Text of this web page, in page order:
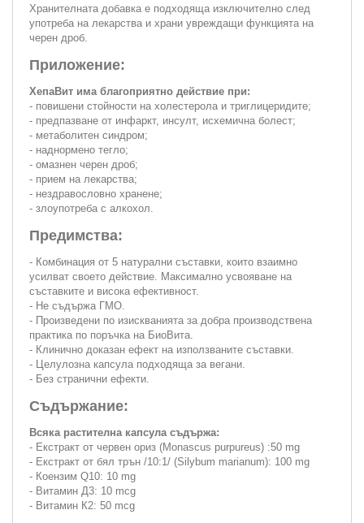
Хранителната добавка е подходяща изключително след
употреба на лекарства и храни увреждащи функцията на
черен дроб.
Приложение:
ХепаВит има благоприятно действие при:
- повишени стойности на холестерола и триглицеридите;
- предпазване от инфаркт, инсулт, исхемична болест;
- метаболитен синдром;
- наднормено тегло;
- омазнен черен дроб;
- прием на лекарства;
- нездравословно хранене;
- злоупотреба с алкохол.
Предимства:
- Комбинация от 5 натурални съставки, които взаимно
усилват своето действие. Максимално усвояване на
съставките и висока ефективност.
- Не съдържа ГМО.
- Произведени по изискванията за добра производствена
практика по поръчка на БиоВита.
- Клинично доказан ефект на използваните съставки.
- Целулозна капсула подходяща за вегани.
- Без странични ефекти.
Съдържание:
Всяка растителна капсула съдържа:
- Екстракт от червен ориз (Monascus purpureus) :50 mg
- Екстракт от бял трън /10:1/ (Silybum marianum): 100 mg
- Коензим Q10: 10 mg
- Витамин Д3: 10 mcg
- Витамин К2: 50 mcg